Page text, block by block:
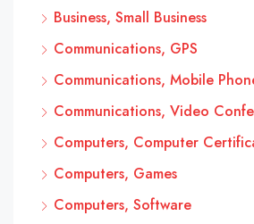
Business, Small Business
Communications, GPS
Communications, Mobile
Communications, Video
Computers, Computer
Computers, Games
Computers, Software